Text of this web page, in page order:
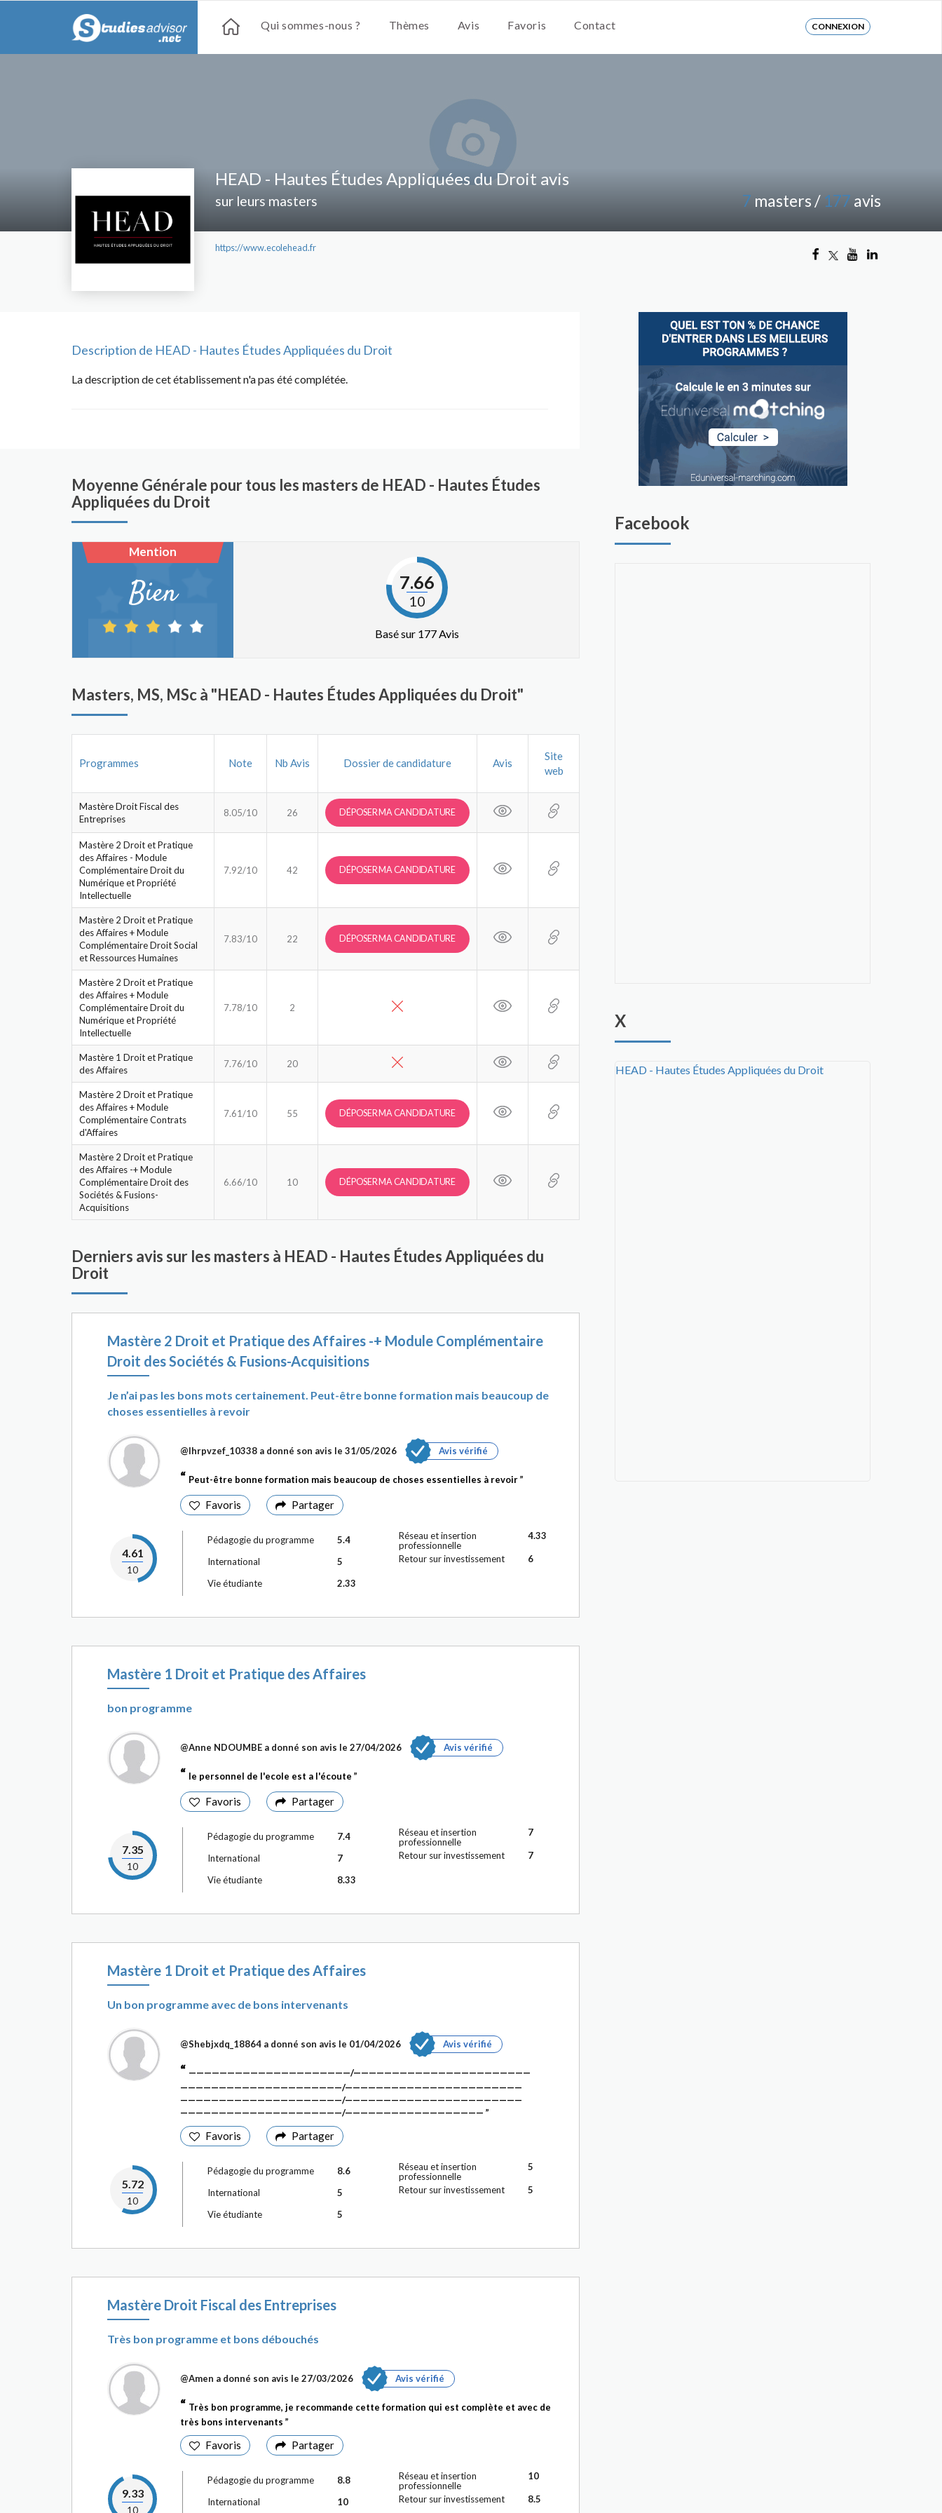
Qui sommes-nous ? Thèmes Avis Favoris Contact CONNEXION
HEAD - Hautes Études Appliquées du Droit avis
sur leurs masters
https://www.ecolehead.fr
7 masters / 177 avis
Description de HEAD - Hautes Études Appliquées du Droit
La description de cet établissement n'a pas été complétée.
Moyenne Générale pour tous les masters de HEAD - Hautes Études
Appliquées du Droit
Mention
Bien 7.66
10
Basé sur 177 Avis
Masters, MS, MSc à "HEAD - Hautes Études Appliquées du Droit"
Programmes Note Nb Avis Dossier de candidature Avis
Site
web
Mastère Droit Fiscal des
Entreprises
8.05/10 26 DÉPOSER MA CANDIDATURE
Mastère 2 Droit et Pratique
des Affaires - Module
Complémentaire Droit du
Numérique et Propriété
Intellectuelle
7.92/10 42 DÉPOSER MA CANDIDATURE
Mastère 2 Droit et Pratique
des Affaires + Module
Complémentaire Droit Social
et Ressources Humaines
7.83/10 22 DÉPOSER MA CANDIDATURE
Mastère 2 Droit et Pratique
des Affaires + Module
Complémentaire Droit du
Numérique et Propriété
Intellectuelle
7.78/10 2
Mastère 1 Droit et Pratique
des Affaires
7.76/10 20
Mastère 2 Droit et Pratique
des Affaires + Module
Complémentaire Contrats
d'Affaires
7.61/10 55 DÉPOSER MA CANDIDATURE
Mastère 2 Droit et Pratique
des Affaires -+ Module
Complémentaire Droit des
Sociétés & Fusions-
Acquisitions
6.66/10 10 DÉPOSER MA CANDIDATURE
Derniers avis sur les masters à HEAD - Hautes Études Appliquées du
Droit
Mastère 2 Droit et Pratique des Affaires -+ Module Complémentaire
Droit des Sociétés & Fusions-Acquisitions
Je n’ai pas les bons mots certainement. Peut-être bonne formation mais beaucoup de
choses essentielles à revoir
@Ihrpvzef_10338 a donné son avis le 31/05/2026 Avis vérifié
Peut-être bonne formation mais beaucoup de choses essentielles à revoir
Favoris Partager
4.61
10
Pédagogie du programme
5.4
International
5
Vie étudiante
2.33
Réseau et insertion
professionnelle
4.33
Retour sur investissement 6
Mastère 1 Droit et Pratique des Affaires
bon programme
@Anne NDOUMBE a donné son avis le 27/04/2026 Avis vérifié
le personnel de l'ecole est a l'écoute
Favoris Partager
7.35
10
Pédagogie du programme
7.4
International
7
Vie étudiante
8.33
Réseau et insertion
professionnelle
7
Retour sur investissement 7
Mastère 1 Droit et Pratique des Affaires
Un bon programme avec de bons intervenants
@Shebjxdq_18864 a donné son avis le 01/04/2026 Avis vérifié
—————————————————————/———————————————————————
—————————————————————/———————————————————————
—————————————————————/———————————————————————
—————————————————————/——————————————————
Favoris Partager
5.72
10
Pédagogie du programme
8.6
International
5
Vie étudiante
5
Réseau et insertion
professionnelle
5
Retour sur investissement 5
Mastère Droit Fiscal des Entreprises
Très bon programme et bons débouchés
@Amen a donné son avis le 27/03/2026 Avis vérifié
Très bon programme, je recommande cette formation qui est complète et avec de
très bons intervenants
Favoris Partager
9.33
10
Pédagogie du programme
8.8
International
10
Réseau et insertion
professionnelle
10
Retour sur investissement 8.5
Facebook
X
HEAD - Hautes Études Appliquées du Droit